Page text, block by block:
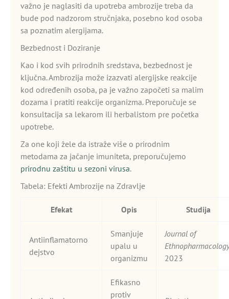
važno je naglasiti da upotreba ambrozije treba da
bude pod nadzorom stručnjaka, posebno kod osoba
sa poznatim alergijama.
Bezbednost i Doziranje
Kao i kod svih prirodnih sredstava, bezbednost je
ključna. Ambrozija može izazvati alergijske reakcije
kod određenih osoba, pa je važno započeti sa malim
dozama i pratiti reakcije organizma. Preporučuje se
konsultacija sa lekarom ili herbalistom pre početka
upotrebe.
Za one koji žele da istraže više o prirodnim
metodama za jačanje imuniteta, preporučujemo
prirodnu zaštitu u sezoni virusa.
Tabela: Efekti Ambrozije na Zdravlje
Efekat Opis Studija
Antiinflamatorno
dejstvo
Smanjuje
upalu u
organizmu
Journal of
2023
Efikasno
protiv